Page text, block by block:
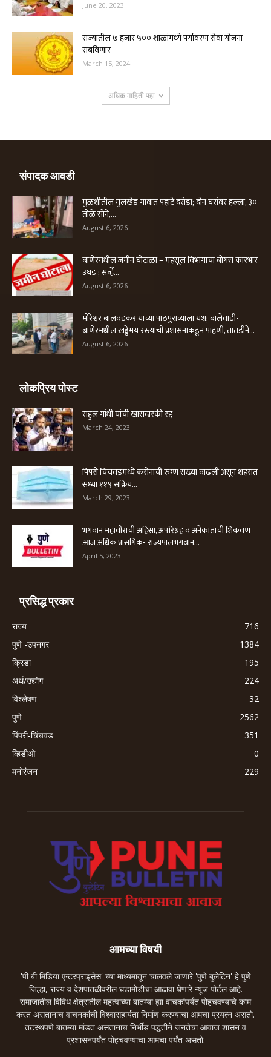
June 20, 2023
राज्यातील ७ हजार ५०० शाळांमध्ये पर्यावरण सेवा योजना
राबविणार
March 15, 2024
अधिक माहिती पहा
संपादक आवडी
मुळशीतील मुलखेड गावात पहाटे दरोडा; दोन घरांवर हल्ला, ३०
तोळे सोने,...
August 6, 2026
बाणेरमधील जमीन घोटाळा – महसूल विभागाचा बोगस कारभार
उघड ; सर्व्हे...
August 6, 2026
मोरेश्वर बालवडकर यांच्या पाठपुराव्याला यश; बालेवाडी-
बाणेरमधील खड्डेमय रस्त्यांची प्रशासनाकडून पाहणी, तातडीने...
August 6, 2026
लोकप्रिय पोस्ट
राहुल गांधी यांची खासदारकी रद्द
March 24, 2023
पिंपरी चिंचवडमध्ये करोनाची रुग्ण संख्या वाढली असून शहरात
सध्या ११९ सक्रिय...
March 29, 2023
भगवान महावीरांची अहिंसा, अपरिग्रह व अनेकांताची शिकवण
आज अधिक प्रासंगिक- राज्यपालभगवान...
April 5, 2023
प्रसिद्ध प्रकार
राज्य
716
पुणे -उपनगर
1384
क्रिडा
195
अर्थ/उद्योग
224
विश्लेषण
32
पुणे
2562
पिंपरी-चिंचवड
351
व्हिडीओ
0
मनोरंजन
229
आमच्या विषयी
'पी बी मिडिया एन्टरप्राइसेस' च्या माध्यमातून चालवले जाणारे 'पुणे बुलेटिन' हे पुणे
जिल्हा, राज्य व देशपातळीवरील घडामोडींचा आढावा घेणारे न्यूज पोर्टल आहे.
समाजातील विविध क्षेत्रातील महत्वाच्या बातम्या ह्या वाचकांपर्यंत पोहचवण्याचे काम
करत असतानाच वाचनकांची विश्वासहार्यता निर्माण करण्याचा आमचा प्रयत्न असतो.
तटस्थपणे बातम्या मांडत असतानाच निर्भीड पद्धतीने जनतेचा आवाज शासन व
प्रशासनपर्यंत पोहचवण्याचा आमचा पर्यंत असतो.